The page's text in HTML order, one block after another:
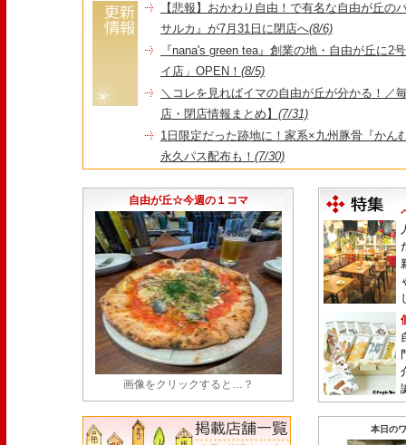
【悲報】おかわり自由！で有名な自由が丘の
サルカ』が7月31日に閉店へ(8/6)
『nana's green tea』創業の地・自由が丘に2
イ店」OPEN！ (8/5)
＼コレを見ればイマの自由が丘が分かる！／
店・閉店情報まとめ】 (7/31)
1日限定だった跡地に！家系×九州豚骨『かん
永久パス配布も！ (7/30)
由が丘店』が閉店
自由が丘☆今週の１コマ
画像をクリックすると…？
本日の